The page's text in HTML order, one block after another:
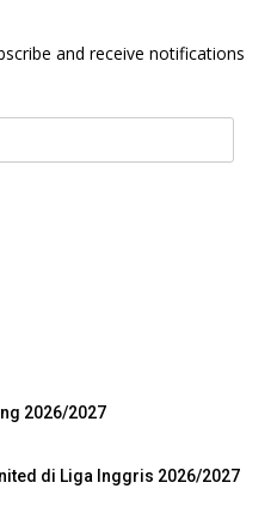
and receive notifications
2026/2027
di Liga Inggris 2026/2027